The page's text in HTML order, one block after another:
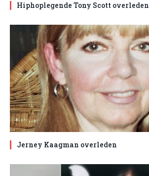
Hiphoplegende Tony Scott overleden
Jerney Kaagman overleden